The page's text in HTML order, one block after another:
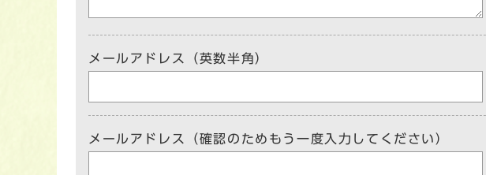
メールアドレス（英数半角）
メールアドレス（確認のためもう一度入力してください）